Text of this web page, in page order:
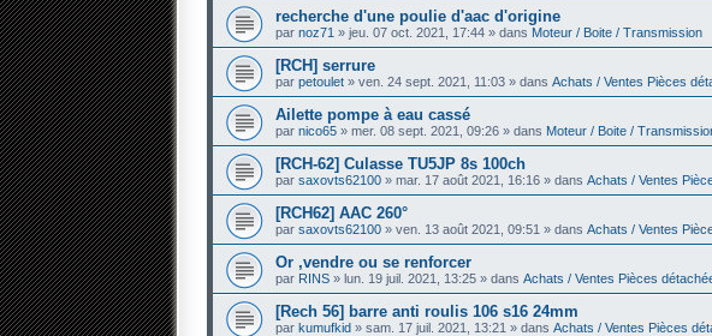
recherche d'une poulie d'aac d'origine
par noz71 » jeu. 07 oct. 2021, 17:44 » dans Moteur / Boite / Transmission
[RCH] serrure
par petoulet » ven. 24 sept. 2021, 11:03 » dans Achats / Ventes Pièces
Ailette pompe à eau cassé
par nico65 » mer. 08 sept. 2021, 09:26 » dans Moteur / Boite /
[RCH-62] Culasse TU5JP 8s 100ch
par saxovts62100 » mar. 17 août 2021, 16:16 » dans Achats / Ventes
[RCH62] AAC 260°
par saxovts62100 » ven. 13 août 2021, 09:51 » dans Achats / Ventes
Or ,vendre ou se renforcer
par RINS » lun. 19 juil. 2021, 13:25 » dans Achats / Ventes Pièces
[Rech 56] barre anti roulis 106 s16 24mm
par kumufkid » sam. 17 juil. 2021, 13:21 » dans Achats / Ventes Pièces